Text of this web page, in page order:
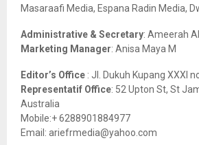
Masaraafi Media, Espana Radin Media,
Administrative & Secretary: Ameerah
Marketing Manager: Anisa Maya M
Editor’s Office : Jl. Dukuh Kupang XXXI
Representatif Office: 52 Upton St, St
Australia
Mobile:+ 6288901884977
Email: ariefrmedia@yahoo.com